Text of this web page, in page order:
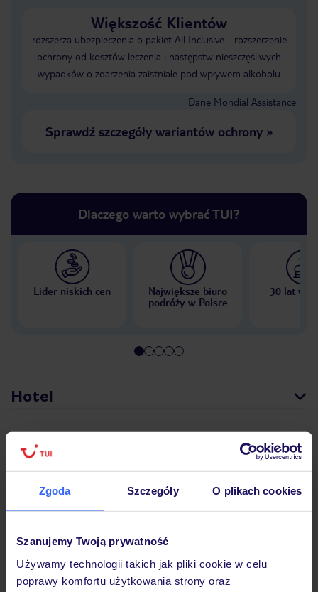
Zgoda Szczegóły O plikach cookies
Szanujemy Twoją prywatność
Używamy technologii takich jak pliki cookie w celu
poprawy komfortu użytkowania strony oraz
Większość Klientów
rozszerza ubezpieczenia o pakiet All Inclusive - rozszerzenie
ochrony od kosztów leczenia i następstw nieszczęśliwych
wypadków o zdarzenia zaistniałe pod wpływem alkoholu
Dane Mondial Assistance
Sprawdź szczegóły wariantów ochrony»
Dlaczego warto wybrać TUI?
Lider niskich cen
Największe biuro
podróży w Polsce
30 lat w
Hotel
Opinie
Pokoje